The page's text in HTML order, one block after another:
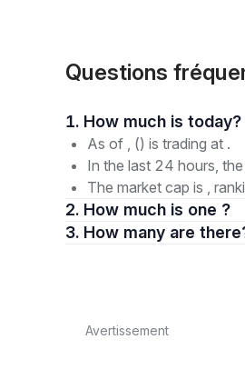
Questions
1. How much is today?
As of , () is trading at .
In the last 24 hours,
The market cap is ,
2. How much is one ?
3. How many are
Avertissement